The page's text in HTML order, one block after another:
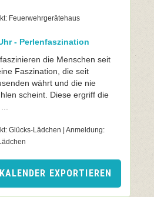
Feuerwehrgerätehaus
- Perlenfaszination
die Menschen seit
Faszination, die seit
währt und die nie
scheint. Diese ergriff die
Glücks-Lädchen | Anmeldung:
KALENDER EXPORTIEREN